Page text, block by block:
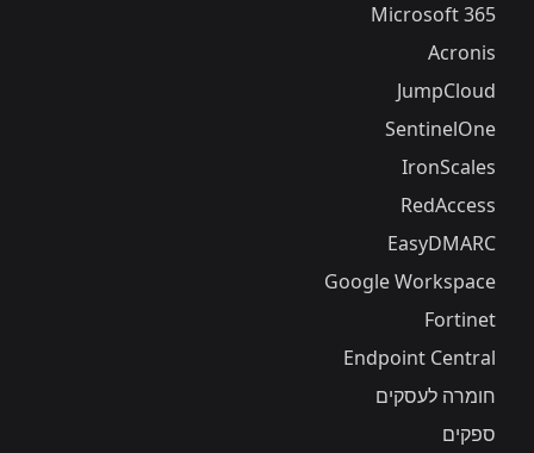
Microsoft 365
Acronis
JumpCloud
SentinelOne
IronScales
RedAccess
EasyDMARC
Google Workspace
Fortinet
Endpoint Central
חומרה לעסקים
ספקים